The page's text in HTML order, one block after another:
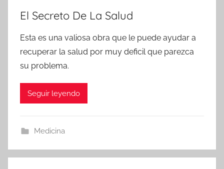
El Secreto De La Salud
Esta es una valiosa obra que le puede ayudar a
recuperar la salud por muy deficil que parezca
su problema.
Seguir leyendo
Medicina